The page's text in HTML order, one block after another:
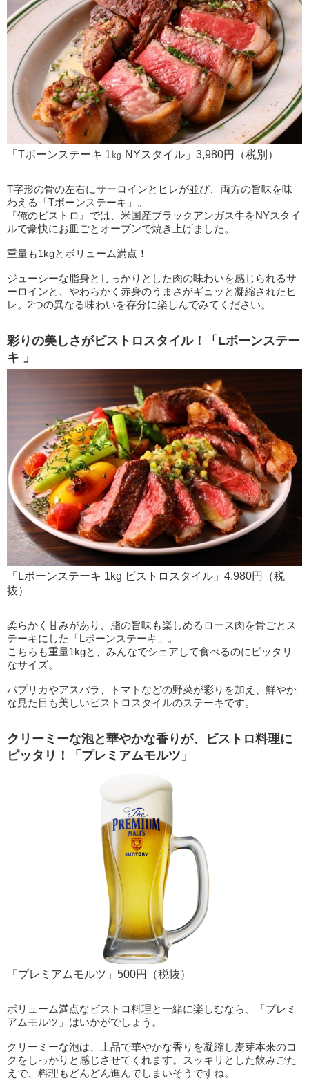
「Tボーンステーキ 1㎏ NYスタイル」3,980円（税別）
T字形の骨の左右にサーロインとヒレが並び、両方の旨味を味
わえる「Tボーンステーキ」。
『俺のビストロ』では、米国産ブラックアンガス牛をNYスタイ
ルで豪快にお皿ごとオーブンで焼き上げました。
重量も1kgとボリューム満点！
ジューシーな脂身としっかりとした肉の味わいを感じられるサ
ーロインと、やわらかく赤身のうまさがギュッと凝縮されたヒ
レ。2つの異なる味わいを存分に楽しんでみてください。
彩りの美しさがビストロスタイル！「Lボーンステー
キ 」
「Lボーンステーキ 1kg ビストロスタイル」4,980円（税
抜）
柔らかく甘みがあり、脂の旨味も楽しめるロース肉を骨ごとス
テーキにした「Lボーンステーキ」。
こちらも重量1kgと、みんなでシェアして食べるのにピッタリ
なサイズ。
パプリカやアスパラ、トマトなどの野菜が彩りを加え、鮮やか
な見た目も美しいビストロスタイルのステーキです。
クリーミーな泡と華やかな香りが、ビストロ料理に
ピッタリ！「プレミアムモルツ」
「プレミアムモルツ」500円（税抜）
ボリューム満点なビストロ料理と一緒に楽しむなら、「プレミ
アムモルツ」はいかがでしょう。
クリーミーな泡は、上品で華やかな香りを凝縮し麦芽本来のコ
クをしっかりと感じさせてくれます。スッキリとした飲みごた
えで、料理もどんどん進んでしまいそうですね。